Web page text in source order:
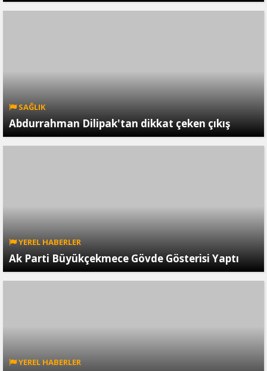
SAĞLIK
Abdurrahman Dilipak'tan dikkat çeken çıkış
YEREL HABERLER
Ak Parti Büyükçekmece Gövde Gösterisi Yaptı
YEREL HABERLER